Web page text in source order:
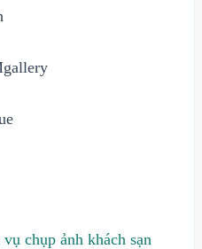
chụp ảnh khách sạn